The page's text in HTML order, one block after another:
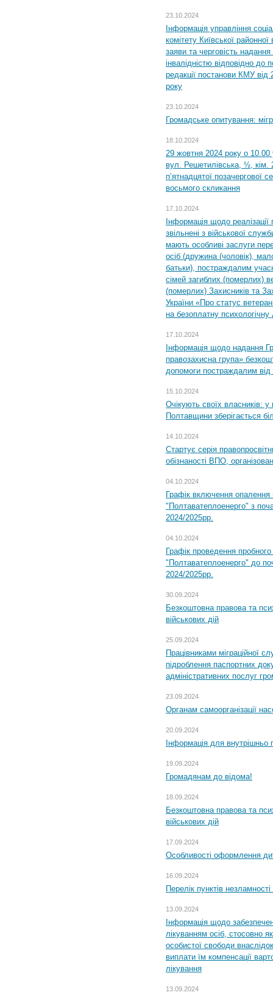
23.10.2024
Інформація управління
комітету Київської
заяви та черговість надання
інвалідністю відповідно
редакції постанови КМУ
року
23.10.2024
Громадське опитування:
18.10.2024
29 жовтня 2024 року о 10.00
вул. Решетилівська, ½, кім.
п’ятнадцятої позачергової
восьмого скликання
17.10.2024
Інформація щодо
звільнені з військової
мають особливі заслуги
осіб (дружина (чоловік),
батьки), постраждалим
сімей загиблих (померлих)
(померлих) Захисників та
України «Про статус
на безоплатну психологічну
17.10.2024
Інформація щодо надання
правозахисна група»
допомоги постраждалим від
15.10.2024
Очікують своїх власників: у
Полтавщини зберігається
14.10.2024
Стартує серія
обізнаності ВПО,
04.10.2024
Графік включення
"Полтаватеплоенерго" з
2024/2025рр.
04.10.2024
Графік проведення
"Полтаватеплоенерго" до
2024/2025рр.
30.09.2024
Безкоштовна правова та
військових дій
25.09.2024
Працівниками міграційної
підроблення паспортних
адміністративних послуг
23.09.2024
Органам самоорганізації
20.09.2024
Інформація для внутрішньо
19.09.2024
Громадянам до відома!
18.09.2024
Безкоштовна правова та
військових дій
17.09.2024
Особливості оформлення
16.09.2024
Перелік пунктів
13.09.2024
Інформація щодо
лікуванням осіб, стосовно
особистої свободи
виплати їм компенсації
лікування
13.09.2024